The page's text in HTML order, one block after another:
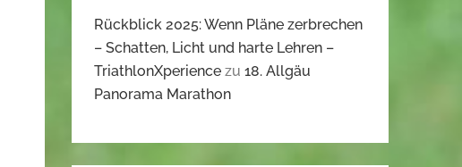
Rückblick 2025: Wenn Pläne zerbrechen
– Schatten, Licht und harte Lehren –
TriathlonXperience zu 18. Allgäu
Panorama Marathon